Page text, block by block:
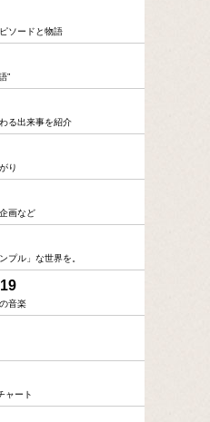
ソードと物語
”
る出来事を紹介
り
画など
プル」な世界を。
音楽
ャート